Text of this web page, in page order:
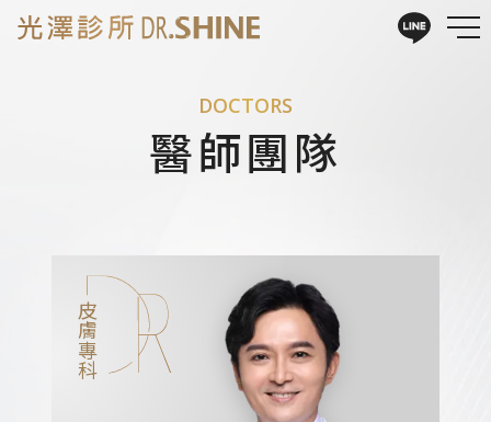
DOCTORS
醫師團隊
皮膚專科